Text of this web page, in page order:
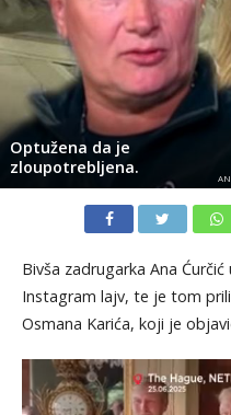
Optužena da je
zloupotrebljena.
Bivša zadrugarka Ana
Instagram lajv, te je tom
Osmana Karića, koji je